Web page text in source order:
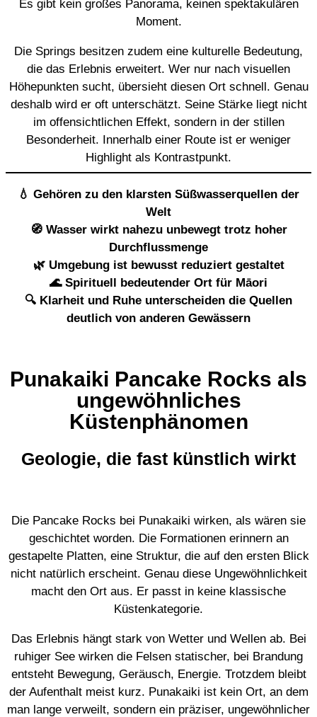
Es gibt kein großes Panorama, keinen spektakulären
Moment.
Die Springs besitzen zudem eine kulturelle Bedeutung,
die das Erlebnis erweitert. Wer nur nach visuellen
Höhepunkten sucht, übersieht diesen Ort schnell. Genau
deshalb wird er oft unterschätzt. Seine Stärke liegt nicht
im offensichtlichen Effekt, sondern in der stillen
Besonderheit. Innerhalb einer Route ist er weniger
Highlight als Kontrastpunkt.
💧 Gehören zu den klarsten Süßwasserquellen der
Welt
🧭 Wasser wirkt nahezu unbewegt trotz hoher
Durchflussmenge
🌿 Umgebung ist bewusst reduziert gestaltet
🌊 Spirituell bedeutender Ort für Māori
🔍 Klarheit und Ruhe unterscheiden die Quellen
deutlich von anderen Gewässern
Punakaiki Pancake Rocks als
ungewöhnliches
Küstenphänomen
Geologie, die fast künstlich wirkt
Die Pancake Rocks bei Punakaiki wirken, als wären sie
geschichtet worden. Die Formationen erinnern an
gestapelte Platten, eine Struktur, die auf den ersten Blick
nicht natürlich erscheint. Genau diese Ungewöhnlichkeit
macht den Ort aus. Er passt in keine klassische
Küstenkategorie.
Das Erlebnis hängt stark von Wetter und Wellen ab. Bei
ruhiger See wirken die Felsen statischer, bei Brandung
entsteht Bewegung, Geräusch, Energie. Trotzdem bleibt
der Aufenthalt meist kurz. Punakaiki ist kein Ort, an dem
man lange verweilt, sondern ein präziser, ungewöhnlicher